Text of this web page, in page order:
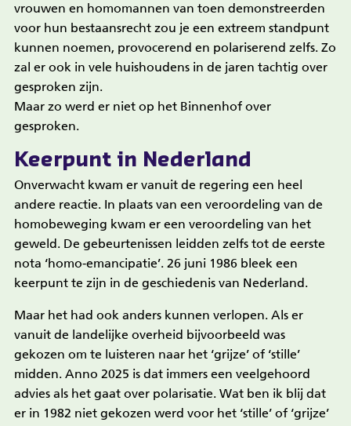
vrouwen en homomannen van toen demonstreerden
voor hun bestaansrecht zou je een extreem standpunt
kunnen noemen, provocerend en polariserend zelfs. Zo
zal er ook in vele huishoudens in de jaren tachtig over
gesproken zijn.
Maar zo werd er niet op het Binnenhof over
gesproken.
Keerpunt in Nederland
Onverwacht kwam er vanuit de regering een heel
andere reactie. In plaats van een veroordeling van de
homobeweging kwam er een veroordeling van het
geweld. De gebeurtenissen leidden zelfs tot de eerste
nota ‘homo-emancipatie’. 26 juni 1986 bleek een
keerpunt te zijn in de geschiedenis van Nederland.
Maar het had ook anders kunnen verlopen. Als er
vanuit de landelijke overheid bijvoorbeeld was
gekozen om te luisteren naar het ‘grijze’ of ‘stille’
midden. Anno 2025 is dat immers een veelgehoord
advies als het gaat over polarisatie. Wat ben ik blij dat
er in 1982 niet gekozen werd voor het ‘stille’ of ‘grijze’